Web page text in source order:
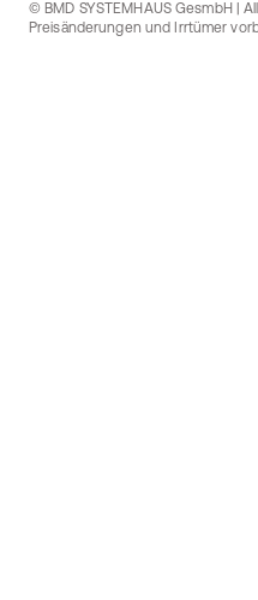
© BMD SYSTEMHAUS GesmbH |
Preisänderungen und Irrtümer